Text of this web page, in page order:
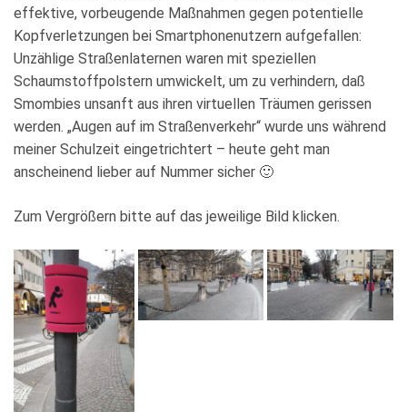
effektive, vorbeugende Maßnahmen gegen potentielle
Kopfverletzungen bei Smartphonenutzern aufgefallen:
Unzählige Straßenlaternen waren mit speziellen
Schaumstoffpolstern umwickelt, um zu verhindern, daß
Smombies unsanft aus ihren virtuellen Träumen gerissen
werden. „Augen auf im Straßenverkehr“ wurde uns während
meiner Schulzeit eingetrichtert – heute geht man
anscheinend lieber auf Nummer sicher 🙂
Zum Vergrößern bitte auf das jeweilige Bild klicken.